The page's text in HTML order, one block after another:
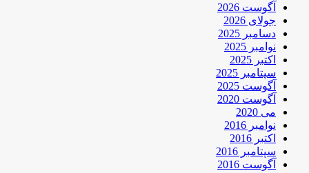
آگوست 2026
جولای 2026
دسامبر 2025
نوامبر 2025
اکتبر 2025
سپتامبر 2025
آگوست 2025
آگوست 2020
می 2020
نوامبر 2016
اکتبر 2016
سپتامبر 2016
آگوست 2016